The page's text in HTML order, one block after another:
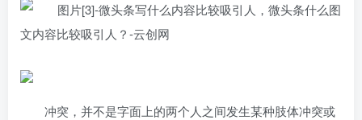
冲突，并不是字面上的两个人之间发生某种肢体冲突或